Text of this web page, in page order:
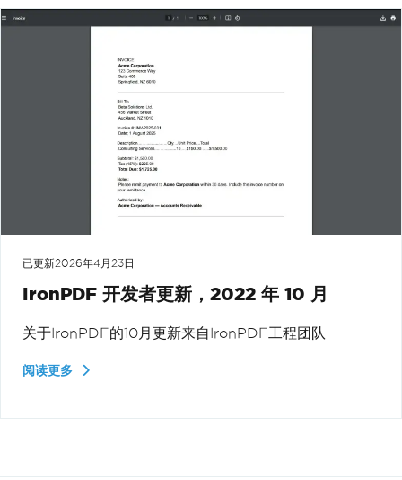
已更新2026年4月23日
IronPDF 开发者更新，2022 年 10 月
关于IronPDF的10月更新来自IronPDF工程团队
阅读更多